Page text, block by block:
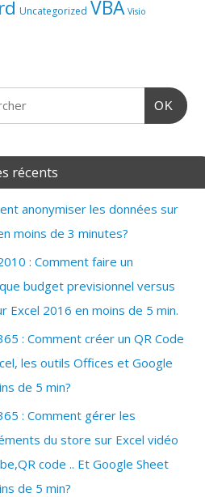
Uncategorized VBA Visio
OK
récents
anonymiser les données sur
moins de 3 minutes?
: Comment faire un
budget previsionnel versus
Excel 2016 en moins de 5 min.
: Comment créer un QR Code
les outils Offices et Google
de 5 min?
: Comment gérer les
du store sur Excel vidéo
code .. Et Google Sheet
de 5 min?